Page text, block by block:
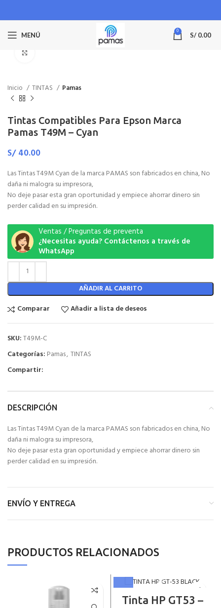
MENÚ 0 S/ 0.00
Inicio TINTAS Pamas
Tintas Compatibles Para Epson Marca
Pamas T49M – Cyan
S/40.00
Las Tintas T49M Cyan de la marca PAMAS son fabricados en china, No
daña ni malogra su impresora,
No deje pasar esta gran oportunidad y empiece ahorrar dinero sin
perder calidad en su impresión.
Ventas / Preguntas de preventa
¿Necesitas ayuda? Contáctenos a través de
WhatsApp
AÑADIR AL CARRITO
Comparar
Añadir a lista de deseos
SKU:T49M-C
Categorías: Pamas, TINTAS
Compartir:
DESCRIPCIÓN
Las Tintas T49M Cyan de la marca PAMAS son fabricados en china, No
daña ni malogra su impresora,
No deje pasar esta gran oportunidad y empiece ahorrar dinero sin
perder calidad en su impresión.
ENVÍO Y ENTREGA
PRODUCTOS RELACIONADOS
Tinta HP GT53 –